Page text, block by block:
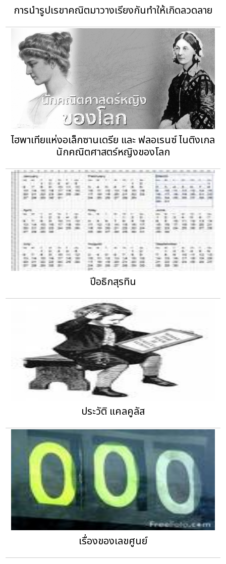
การนำรูปเรขาคณิตมาวางเรียงกันทำให้เกิดลวดลาย
ไฮพาเทียแห่งอเล็กซานเดรีย และ ฟลอเรนซ์ ไนติงเกล
นักคณิตศาสตร์หญิงของโลก
ปีอธิกสุรทิน
ประวัติ แคลคูลัส
เรื่องของเลขศูนย์